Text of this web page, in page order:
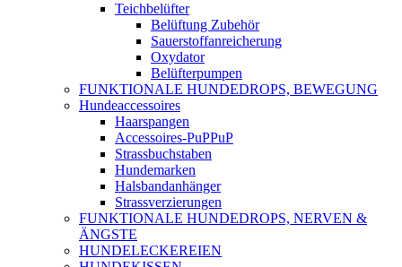
Teichbelüfter
Belüftung Zubehör
Sauerstoffanreicherung
Oxydator
Belüfterpumpen
FUNKTIONALE HUNDEDROPS, BEWEGUNG
Hundeaccessoires
Haarspangen
Accessoires-PuPPuP
Strassbuchstaben
Hundemarken
Halsbandanhänger
Strassverzierungen
FUNKTIONALE HUNDEDROPS, NERVEN &
ÄNGSTE
HUNDELECKEREIEN